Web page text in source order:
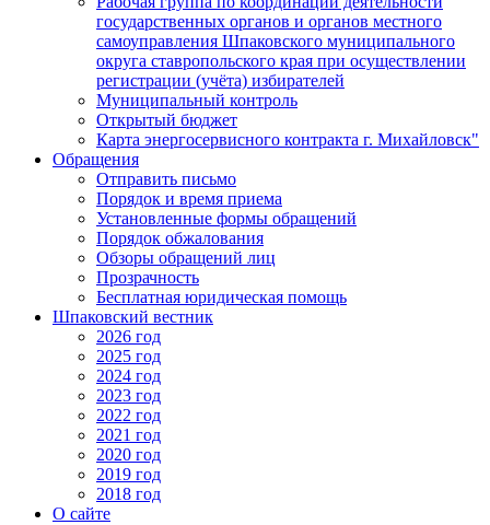
государственных органов и органов местного
самоуправления Шпаковского муниципального
округа ставропольского края при осуществлении
регистрации (учёта) избирателей
Муниципальный контроль
Открытый бюджет
Карта энергосервисного контракта г. Михайловск"
Обращения
Отправить письмо
Порядок и время приема
Установленные формы обращений
Порядок обжалования
Обзоры обращений лиц
Прозрачность
Бесплатная юридическая помощь
Шпаковский вестник
2026 год
2025 год
2024 год
2023 год
2022 год
2021 год
2020 год
2019 год
2018 год
О сайте